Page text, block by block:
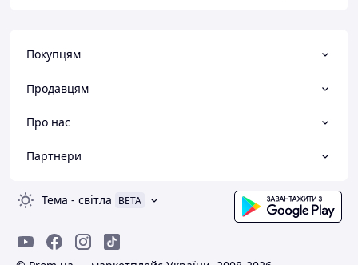
Покупцям
Продавцям
Про нас
Партнери
Тема - світла BETA